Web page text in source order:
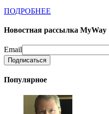
ПОДРОБНЕЕ
Новостная рассылка MyWay
Email
Популярное